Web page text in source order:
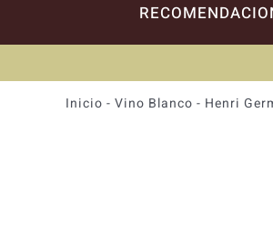
Inicio - Vino Blanco - Henri